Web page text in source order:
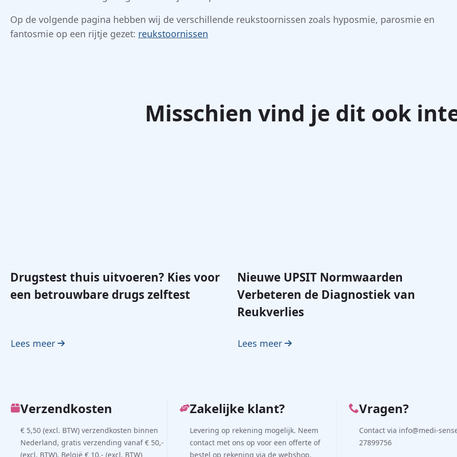
Op de volgende pagina hebben wij de verschillende reukstoornissen zoals hyposmie, parosmie en
fantosmie op een rijtje gezet: reukstoornissen
Misschien vind je dit ook
Drugstest thuis uitvoeren? Kies voor
een betrouwbare drugs zelftest
Lees meer
Nieuwe UPSIT Normwaarden
Verbeteren de Diagnostiek van
Reukverlies
Lees meer
Verzendkosten
€ 5,50 (excl. BTW) verzendkosten binnen
Nederland, gratis verzending vanaf € 50,-
(excl. BTW). België € 10,- (excl. BTW)
Zakelijke klant?
Levering op rekening mogelijk. Neem
contact met ons op voor een offerte of
bestel op rekening via de webshop.
Vragen?
Contact via info@medi-
27899756